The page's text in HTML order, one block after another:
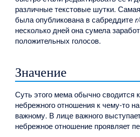
различные текстовые шутки.
была опубликована в сабреддите
несколько дней она сумела
положительных голосов.
Значение
Суть этого мема обычно сводится
небрежного отношения к чему-то
важному. В лице важного
небрежное отношение проявляет